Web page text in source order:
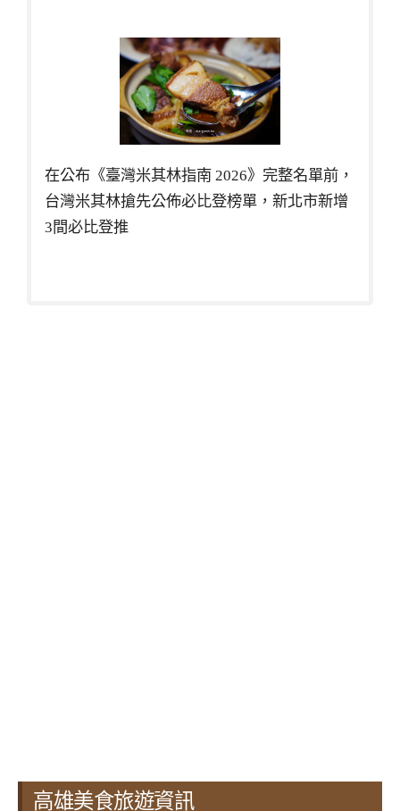
在公布《臺灣米其林指南 2026》完整名單前，
台灣米其林搶先公佈必比登榜單，新北市新增
3間必比登推
高雄美食旅遊資訊